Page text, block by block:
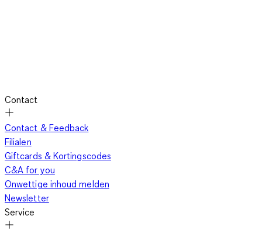
Contact
Contact & Feedback
Filialen
Giftcards & Kortingscodes
C&A for you
Onwettige inhoud melden
Newsletter
Service